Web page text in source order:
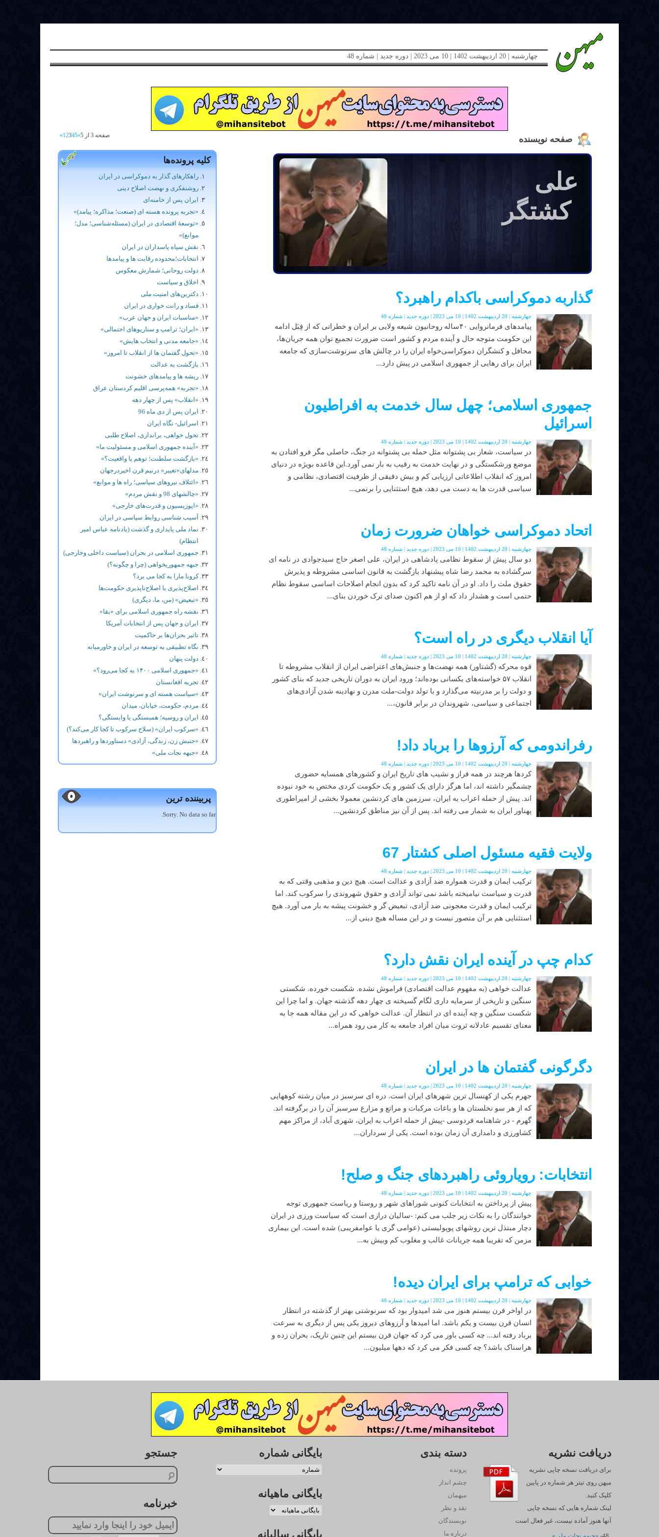
چهارشنبه | 20 اردیبهشت 1402 | 10 می 2023 | دوره جدید | شماره 48
صفحه نویسنده
علی
کشتگر
گذاربه دموکراسی باکدام راهبرد؟
چهارشنبه | 20 اردیبهشت 1402 | 10 می 2023 | دوره جدید | شماره 48
پیامدهای فرمانروایی ۴۰ساله روحانیون شیعه ولایی بر ایران و خطراتی که از قِبَل ادامه
این حکومت متوجه حال و آینده مردم و کشور است ضرورت تجمیع توان همه جریان‌ها،
محافل و کنشگران دموکراسی‌خواه ایران را در چالش های سرنوشت‌سازی که جامعه
ایران برای رهایی از جمهوری اسلامی در پیش دارد...
جمهوری اسلامی؛ چهل سال خدمت به افراطیون
اسرائیل
چهارشنبه | 20 اردیبهشت 1402 | 10 می 2023 | دوره جدید | شماره 48
در سیاست، شعار بی پشتوانه مثل حمله بی پشتوانه در جنگ، حاصلی مگر فرو افتادن به
موضع ورشکستگی و در نهایت خدمت به رقیب به بار نمی آورد.این قاعده بویژه در دنیای
امروز که انقلاب اطلاعاتی ارزیابی کم و بیش دقیقی از ظرفیت اقتصادی، نظامی و
سیاسی قدرت ها به دست می دهد، هیچ استثنایی را برنمی...
اتحاد دموکراسی خواهان ضرورت زمان
چهارشنبه | 20 اردیبهشت 1402 | 10 می 2023 | دوره جدید | شماره 48
دو سال پیش از سقوط نظامی پادشاهی در ایران، علی اصغر حاج سیدجوادی در نامه ای
سرگشاده به محمد رضا شاه پیشنهاد بازگشت به قانون اساسی مشروطه و پذیرش
حقوق ملت را داد. او در آن نامه تاکید کرد که بدون انجام اصلاحات اساسی سقوط نظام
حتمی است و هشدار داد که او از هم اکنون صدای ترک خوردن بنای...
آیا انقلاب دیگری در راه است؟
چهارشنبه | 20 اردیبهشت 1402 | 10 می 2023 | دوره جدید | شماره 48
قوه محرکه (گشتاور) همه نهضت‌ها و جنبش‌های اعتراضی ایران از انقلاب مشروطه تا
انقلاب ۵۷ خواسته‌های یکسانی بوده‌اند؛ ورود ایران به دوران تاریخی جدید که بنای کشور
و دولت را بر مدرنیته می‌گذارد و با تولد دولت-ملت مدرن و نهادینه شدن آزادی‌های
اجتماعی و سیاسی، شهروندان در برابر قانون،...
رفراندومی که آرزوها را برباد داد!
چهارشنبه | 20 اردیبهشت 1402 | 10 می 2023 | دوره جدید | شماره 48
کردها هرچند در همه فراز و نشیب های تاریخ ایران و کشورهای همسایه حضوری
چشمگیر داشته اند، اما هرگز دارای یک کشور و یک حکومت کردی مختص به خود نبوده
اند. پیش از حمله اعراب به ایران، سرزمین های کردنشین معمولا بخشی از امپراطوری
پهناور ایران به شمار می رفته اند. پس از آن نیز مناطق کردنشین...
ولایت فقیه مسئول اصلی کشتار 67
چهارشنبه | 20 اردیبهشت 1402 | 10 می 2023 | دوره جدید | شماره 48
ترکیب ایمان و قدرت همواره ضد آزادی و عدالت است. هیچ دین و مذهبی وقتی که به
قدرت و سیاست نیامیخته باشد نمی تواند آزادی و حقوق شهروندی را سرکوب کند. اما
ترکیب ایمان و قدرت معجونی ضد آزادی، تبعیض گر و خشونت پیشه به بار می آورد. هیچ
استثنایی هم بر آن متصور نیست و در این مساله هیچ دینی از...
کدام چپ در آینده ایران نقش دارد؟
چهارشنبه | 20 اردیبهشت 1402 | 10 می 2023 | دوره جدید | شماره 48
عدالت خواهی (به مفهوم عدالت اقتصادی) فراموش نشده. شکست خورده. شکستی
سنگین و تاریخی از سرمایه داری لگام گسیخته ی چهار دهه گذشته جهان. و اما چرا این
شکست سنگین و چه آینده ای در انتظار آن. عدالت خواهی که در این مقاله همه جا به
معنای تقسیم عادلانه ثروت میان افراد جامعه به کار می رود همراه...
دگرگونی گفتمان ها در ایران
چهارشنبه | 20 اردیبهشت 1402 | 10 می 2023 | دوره جدید | شماره 48
جهرم یکی از کهنسال ترین شهرهای ایران است. دره ای سرسبز در میان رشته کوههایی
که از هر سو نخلستان ها و باغات مرکبات و مراتع و مزارع سرسبز آن را در برگرفته اند.
گهرم - در شاهنامه فردوسی -پیش از حمله اعراب به ایران، شهری آباد، از مراکز مهم
کشاورزی و دامداری آن زمان بوده است. یکی از سرداران...
انتخابات: رویاروئی راهبردهای جنگ و صلح!
چهارشنبه | 20 اردیبهشت 1402 | 10 می 2023 | دوره جدید | شماره 48
پیش از پرداختن به انتخابات کنونی شوراهای شهر و روستا و ریاست جمهوری توجه
خوانندگان را به نکات زیر جلب می کنم: -سالیان درازی است که سیاست ورزی در ایران
دچار مبتذل ترین روشهای پوپولیستی (عوامی گری یا عوامفریبی) شده است. این بیماری
مزمن که تقریبا همه جریانات غالب و مغلوب کم وبیش به...
خوابی که ترامپ برای ایران دیده!
چهارشنبه | 20 اردیبهشت 1402 | 10 می 2023 | دوره جدید | شماره 48
در اواخر قرن بیستم هنوز می شد امیدوار بود که سرنوشتی بهتر از گذشته در انتظار
انسان قرن بیست و یکم باشد. اما امیدها و آرزوهای دیروز یکی پس از دیگری به سرعت
برباد رفته اند... چه کسی باور می کرد که جهان قرن بیستم این چنین تاریک، بحران زده و
هراسناک باشد؟ چه کسی فکر می کرد که دهها میلیون...
صفحه 3 از 5 «
12345
»
کلیه پرونده‌ها
راهکارهای گذار به دموکراسی در ایران
روشنفکری و نهضت اصلاح دینی
ایران پس از خامنه‌ای
«تجربه پرونده هسته ای (صنعت؛ مذاکره؛ پیامد)»
«توسعۀ اقتصادی در ایران (مسئله‌شناسی؛ مدل؛
موانع)»
نقش سپاه پاسداران در ایران
انتخابات؛محدوده رقابت ها و پيامدها
دولت روحانی؛ شمارش معکوس
اخلاق و سیاست
دکترین‌های امنیت ملی
فساد و رانت خواری در ایران
«مناسبات ایران و جهان عرب»
«ایران؛ ترامپ و سناریوهای احتمالی»
«جامعه مدنی و انتخاب هایش»
«تحول گفتمان ها از انقلاب تا امروز»
بازگشت به عدالت
ریشه ها و پیامدهای خشونت
«تجربه» همه‌پرسی اقلیم کردستان عراق
«انقلاب» پس از چهار دهه
ایران پس از دی ماه 96
اسرائیل- نگاه ایران
تحول خواهی، براندازی، اصلاح طلبی
«آینده جمهوری اسلامی و مسئولیت ما»
«بازگشت سلطنت؛ توهم یا واقعیت؟»
مدلهای«تغییر» درنیم قرن اخیردرجهان
«ائتلاف نیروهای سیاسی؛ راه ها و موانع»
«چالشهای 98 و نقش مردم»
«اپوزیسیون و قدرت‌های خارجی»
آسیب شناسی روابط سیاسی در ایران
نماد ملی پایداری و گذشت (یادنامه عباس امیر
انتظام)
جمهوری اسلامی در بحران (سیاست داخلی وخارجی)
جبهه جمهوریخواهی (چرا و چگونه؟)
کرونا مارا به کجا می برد؟
اصلاح‌پذیری یا اصلاح‌ناپذیری حکومت‌ها
«تبعیض» (من، ما، دیگری)
نقشه راه جمهوری اسلامی برای «بقا»
ایران و جهان پس از انتخابات آمریکا
تاثیر بحران‌ها بر حاکمیت
نگاه تطبیقی به توسعه در ایران و خاورمیانه
دولت پنهان
«جمهوری اسلامی ۱۴۰۰ به کجا می‌رود؟»
تجربه افغانستان
«سیاست هسته ای و سرنوشت ایران»
مردم، حکومت، خیابان، میدان
ایران و روسیه؛ همبستگی یا وابستگی؟
«سرکوب ایران» (سلاح سرکوب تا کجا کار می‌کند؟)
«جنبش زن، زندگی، آزادی» دستاوردها و راهبردها
«جبهه نجات ملی»
پربیننده ترین
Sorry. No data so far.
دریافت نشریه
برای دریافت نسخه چاپی نشریه
میهن روی تیتر هر شماره در پایین
کلیک کنید.
لینک شماره هایی که نسخه چاپی
آنها هنوز آماده نیست، غیر فعال است
دسته بندی
پرونده
چشم انداز
میهمان
نقد و نظر
نويسندگان
درباره ما
بایگانی شماره
بایگانی ماهیانه
بایگانی سالیانه
جستجو
خبرنامه